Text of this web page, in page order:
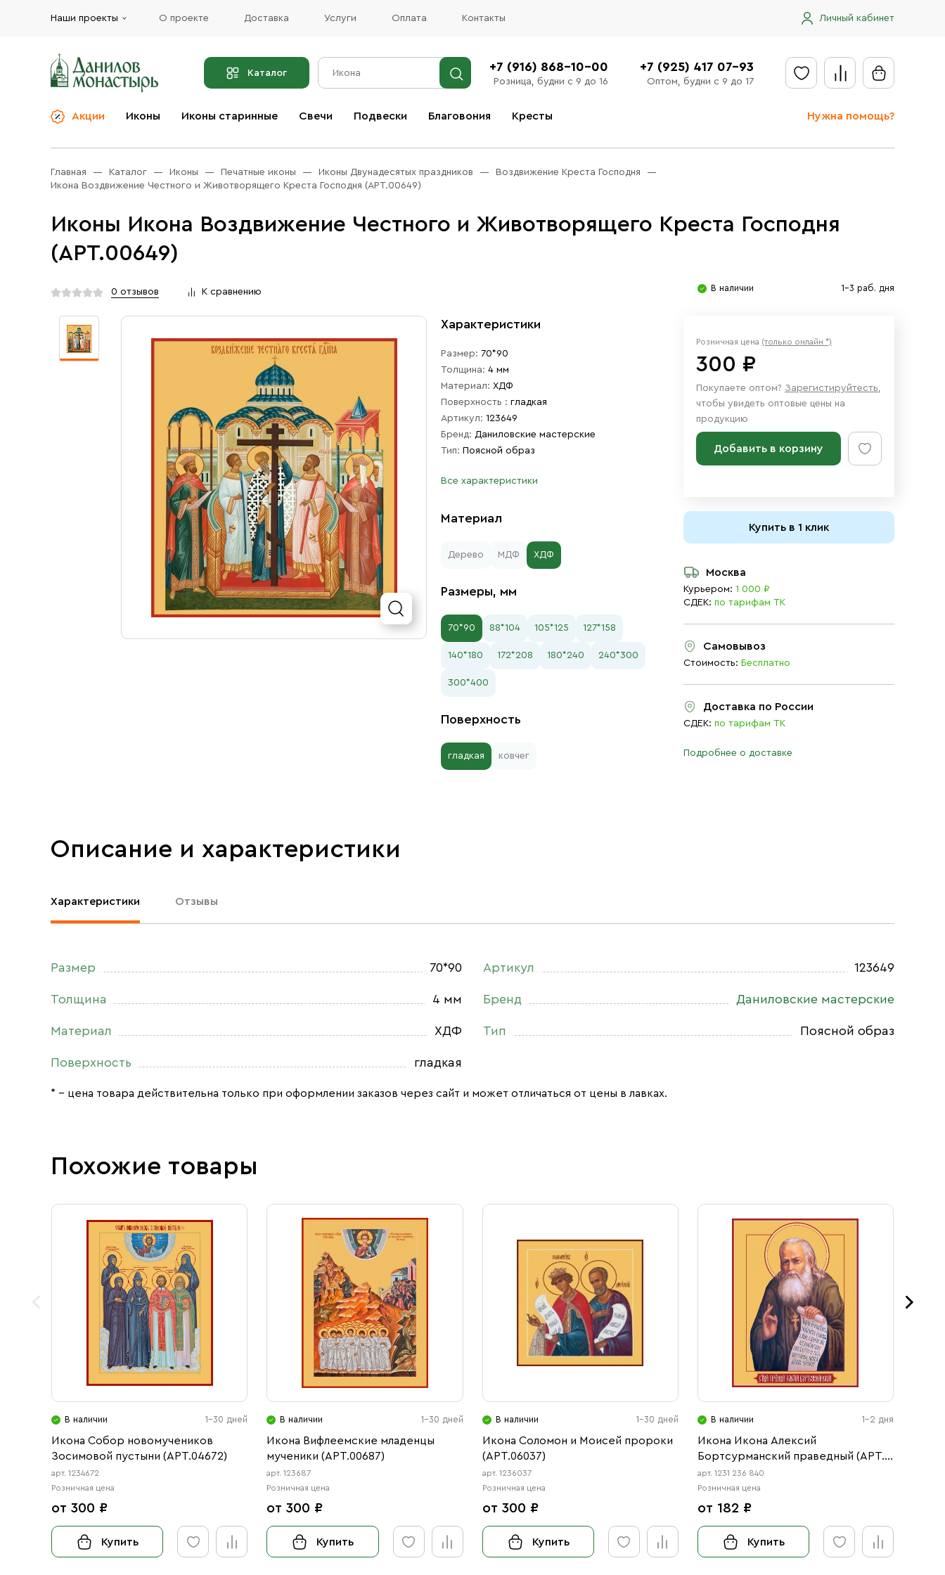
Наши проекты О проекте Доставка Услуги Оплата Контакты Личный кабинет
Каталог +7 (916) 868-10-00
Розница, будни с 9 до 16
+7 (925) 417 07-93
Оптом, будни с 9 до 17
Акции Иконы Иконы старинные Свечи Подвески Благовония Кресты Нужна помощь?
Отправить заявку
Оплата
Церковная утварь
Масло
Православные подарки
Разное
Свечи
Ювелирные изделия
Бренды
Доставка
Главная Каталог Иконы Печатные иконы Иконы Двунадесятых праздников
Воздвижение Креста Господня
Икона Воздвижение Честного и Животворящего Креста Господня (АРТ.00649)
Иконы Икона Воздвижение Честного и Животворящего Креста Господня
(АРТ.00649)
0 отзывов К сравнению В наличии 1-3 раб. дня
Характеристики
Размер: 70*90
Толщина: 4 мм
Материал: ХДФ
Поверхность : гладкая
Артикул: 123649
Бренд: Даниловские мастерские
Тип: Поясной образ
Все характеристики
Материал
Дерево МДФ ХДФ
Размеры, мм
70*90 88*104 105*125 127*158
140*180 172*208 180*240 240*300
300*400
Поверхность
гладкая ковчег
Розничная цена (только онлайн *)
300 ₽
Покупаете оптом? Зарегистируйтесть,
чтобы увидеть оптовые цены на
продукцию
Добавить в корзину
Купить в 1 клик
Москва
Курьером: 1 000 ₽
СДЕК: по тарифам ТК
Самовывоз
Стоимость: Бесплатно
Доставка по России
СДЕК: по тарифам ТК
Подробнее о доставке
Описание и характеристики
Характеристики Отзывы
Размер 70*90
Толщина 4 мм
Материал ХДФ
Поверхность гладкая
Артикул 123649
Бренд Даниловские мастерские
Тип Поясной образ
* – цена товара действительна только при оформлении заказов через сайт и может отличаться от цены в лавках.
Похожие товары
В наличии 1-30 дней
Икона Собор новомучеников
Зосимовой пустыни (АРТ.04672)
арт. 1234672
Розничная цена
от 300 ₽
Купить
В наличии 1-30 дней
Икона Вифлеемские младенцы
мученики (АРТ.00687)
арт. 123687
Розничная цена
от 300 ₽
Купить
В наличии 1-30 дней
Икона Соломон и Моисей пророки
(АРТ.06037)
арт. 1236037
Розничная цена
от 300 ₽
Купить
В наличии 1-2 дня
Икона Икона Алексий
Бортсурманский праведный (АРТ.1
236 840)
арт. 1231 236 840
Розничная цена
от 182 ₽
Купить